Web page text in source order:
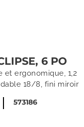
6 PO
et ergonomique, 1,2
18/8, fini miroir
573186